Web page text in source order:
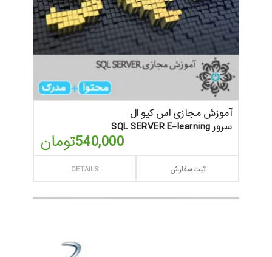
آموزش مجازی اس کیو ال
سرور SQL SERVER E-learning
540,000تومان
DETAILS ثبت سفارش